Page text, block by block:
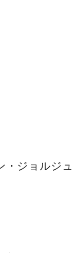
・ジョルジュ